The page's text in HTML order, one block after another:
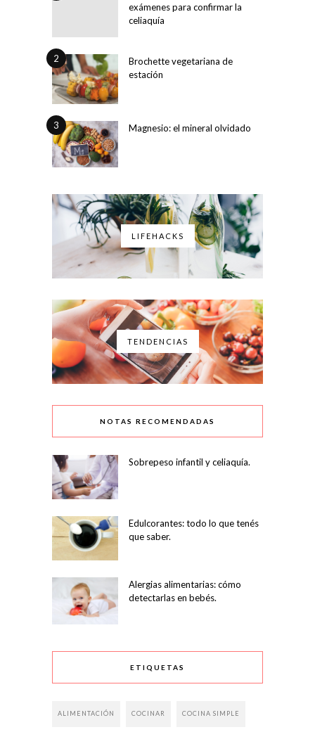
exámenes para confirmar la
celiaquía
2
Brochette vegetariana de
estación
3 Magnesio: el mineral olvidado
LIFEHACKS
TENDENCIAS
NOTAS RECOMENDADAS
Sobrepeso infantil y celiaquía.
Edulcorantes: todo lo que tenés
que saber.
Alergias alimentarias: cómo
detectarlas en bebés.
ETIQUETAS
ALIMENTACIÓN COCINAR COCINA SIMPLE